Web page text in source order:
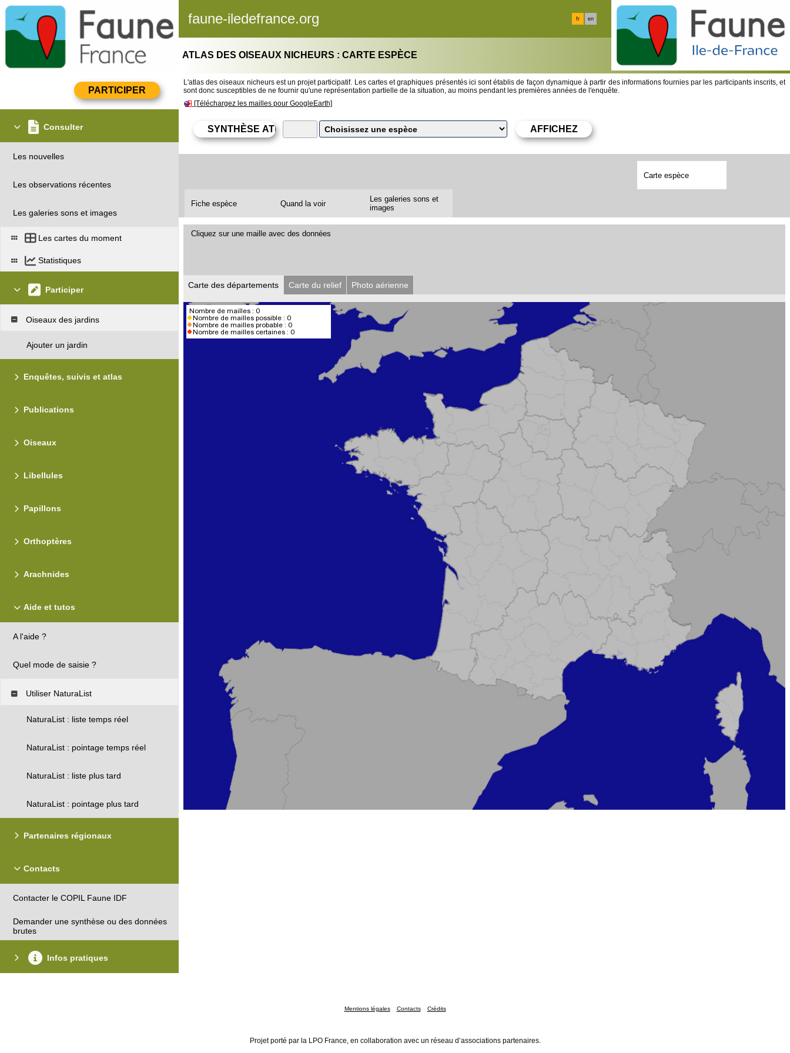
faune-iledefrance.org fr en
Consulter
Les nouvelles
Les observations récentes
Les galeries sons et images
Les cartes du moment
Statistiques
Participer
Oiseaux des jardins
Ajouter un jardin
Enquêtes, suivis et atlas
Publications
Oiseaux
Libellules
Papillons
Orthoptères
Arachnides
Aide et tutos
A l'aide ?
Quel mode de saisie ?
Utiliser NaturaList
NaturaList : liste temps réel
NaturaList : pointage temps réel
NaturaList : liste plus tard
NaturaList : pointage plus tard
Partenaires régionaux
Contacts
Contacter le COPIL Faune IDF
Demander une synthèse ou des données
brutes
Infos pratiques
ATLAS DES OISEAUX NICHEURS : CARTE ESPÈCE
L'atlas des oiseaux nicheurs est un projet participatif. Les cartes et graphiques présentés ici sont établis de façon dynamique à partir des informations fournies par les participants inscrits, et
sont donc susceptibles de ne fournir qu'une représentation partielle de la situation, au moins pendant les premières années de l'enquête.
[Téléchargez les mailles pour GoogleEarth]
Carte espèce
Fiche espèce Quand la voir
Les galeries sons et
images
Cliquez sur une maille avec des données
Carte des départements Carte du relief Photo aérienne
Mentions légales Contacts Crédits
Projet porté par la LPO France, en collaboration avec un réseau d’associations partenaires.